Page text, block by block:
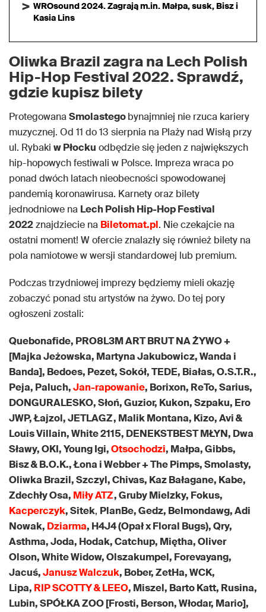
WROsound 2024. Zagrają m.in. Małpa, susk, Bisz i
Kasia Lins
Oliwka Brazil zagra na Lech Polish
Hip-Hop Festival 2022. Sprawdź,
gdzie kupisz bilety
ProtegowanaSmolastegobynajmniej nie rzuca kariery
muzycznej. Od 11 do 13 sierpnia na Plaży nad Wisłą przy
ul. Rybaki w Płocku odbędzie się jeden z największych
hip-hopowych festiwali w Polsce. Impreza wraca po
ponad dwóch latach nieobecności spowodowanej
pandemią koronawirusa. Karnety oraz bilety
jednodniowe na Lech Polish Hip-Hop Festival
2022znajdziecie na Biletomat.pl. Nie czekajcie na
ostatni moment! W ofercie znalazły się również bilety na
pola namiotowe w wersji standardowej lub premium.
Podczas trzydniowej imprezy będziemy mieli okazję
zobaczyć ponad stu artystów na żywo. Do tej pory
ogłoszeni zostali:
Quebonafide, PRO8L3M ART BRUT NA ŻYWO +
[Majka Jeżowska, Martyna Jakubowicz, Wanda i
Banda], Bedoes, Pezet, Sokół, TEDE, Białas, O.S.T.R.,
Peja, Paluch,Jan-rapowanie, Borixon, ReTo, Sarius,
DONGURALESKO, Słoń, Guzior, Kukon, Szpaku, Ero
JWP, Łajzol, JETLAGZ, Malik Montana, Kizo, Avi &
Louis Villain, White 2115, DENEKSTBEST MŁYN, Dwa
Sławy, OKI, Young Igi,Otsochodzi, Małpa, Gibbs,
Bisz & B.O.K., Łona i Webber + The Pimps, Smolasty,
Oliwka Brazil, Szczyl, Chivas, Kaz Bałagane, Kabe,
Zdechły Osa, Miły ATZ, Gruby Mielzky, Fokus,
Kacperczyk, Sitek, PlanBe, Gedz, Belmondawg, Adi
Nowak, Dziarma, H4J4 (Opał x Floral Bugs), Qry,
Asthma, Joda, Hodak, Catchup, Miętha, Oliver
Olson, White Widow, Olszakumpel, Forevayang,
Jacuś,Janusz Walczuk, Bober, ZetHa, WCK,
Lipa, RIP SCOTTY & LEEO, Miszel, Barto Katt, Rusina,
Lubin, SPÓŁKA ZOO [Frosti, Berson, Włodar, Mario],